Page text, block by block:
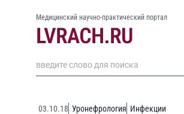
Медицинский научно-практический портал
03.10.18 Уронефрология Инфекции